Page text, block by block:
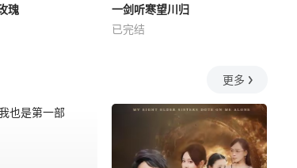
瑰
一剑听寒望川归
已完结
更多